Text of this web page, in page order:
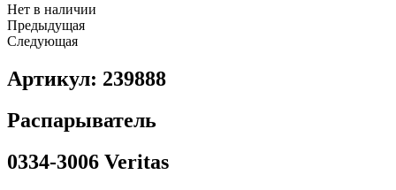
Нет в наличии
Предыдущая
Следующая
Артикул: 239888
Распарыватель
0334-3006 Veritas